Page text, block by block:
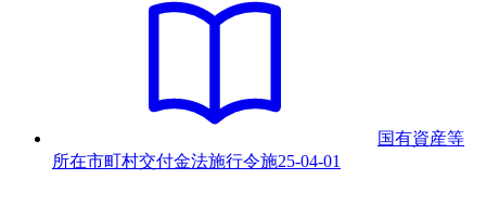
国有資産等
所在市町村交付金法施行令施25-04-01